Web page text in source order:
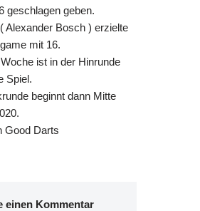
geschlagen geben.
Alexander Bosch ) erzielte
mit 16.
ist in der Hinrunde
Spiel.
beginnt dann Mitte
Good Darts
einen Kommentar